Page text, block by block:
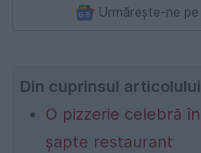
Urmărește-ne
Din cuprinsul articolului
O pizzerie celebră
șapte restaurant